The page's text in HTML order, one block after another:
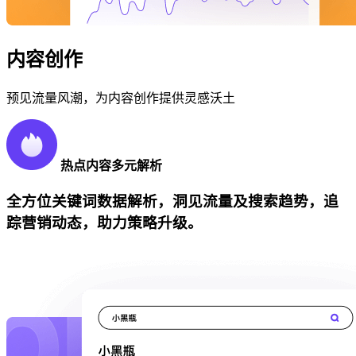
内容创作
预见流量风潮，为内容创作提供灵感沃土
热点内容多元解析
全方位关键词数据解析，洞见流量及搜索趋势，追
踪营销动态，助力策略升级。